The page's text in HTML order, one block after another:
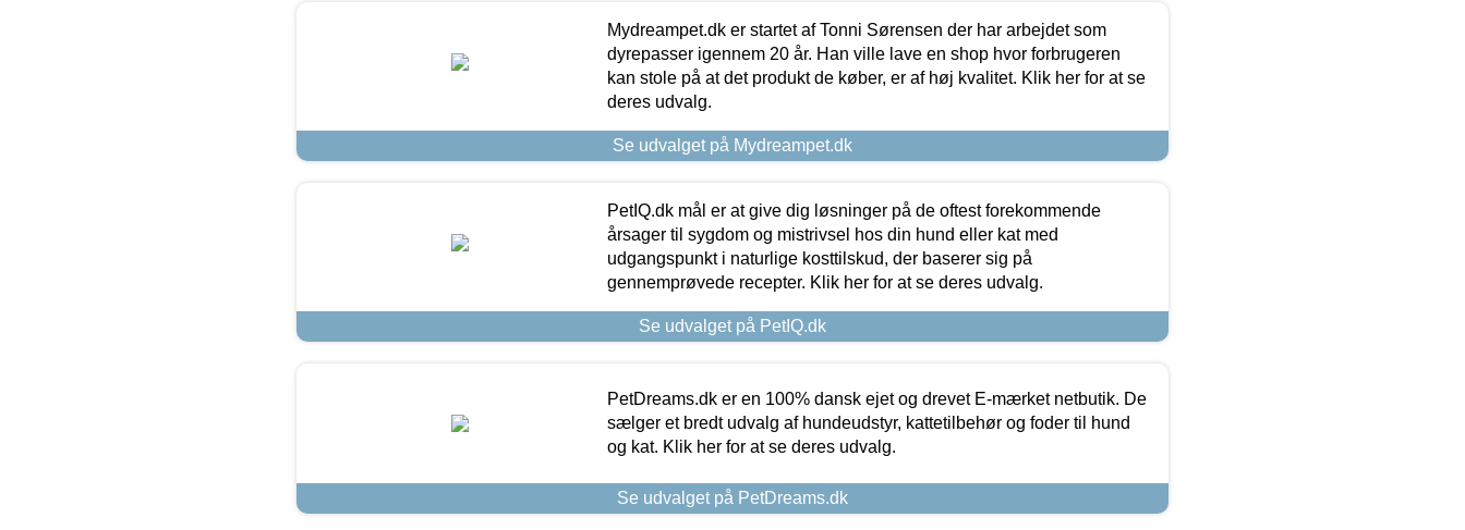
Mydreampet.dk er startet af Tonni Sørensen der har arbejdet som
dyrepasser igennem 20 år. Han ville lave en shop hvor forbrugeren
kan stole på at det produkt de køber, er af høj kvalitet. Klik her for at se
deres udvalg.
Se udvalget på Mydreampet.dk
PetIQ.dk mål er at give dig løsninger på de oftest forekommende
årsager til sygdom og mistrivsel hos din hund eller kat med
udgangspunkt i naturlige kosttilskud, der baserer sig på
gennemprøvede recepter. Klik her for at se deres udvalg.
Se udvalget på PetIQ.dk
PetDreams.dk er en 100% dansk ejet og drevet E-mærket netbutik. De
sælger et bredt udvalg af hundeudstyr, kattetilbehør og foder til hund
og kat. Klik her for at se deres udvalg.
Se udvalget på PetDreams.dk